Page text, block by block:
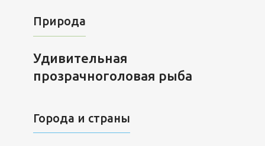
Природа
Удивительная
прозрачноголовая рыба
Города и страны